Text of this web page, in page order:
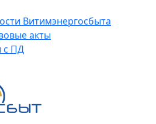
Витимэнергосбыта
акты
с ПД